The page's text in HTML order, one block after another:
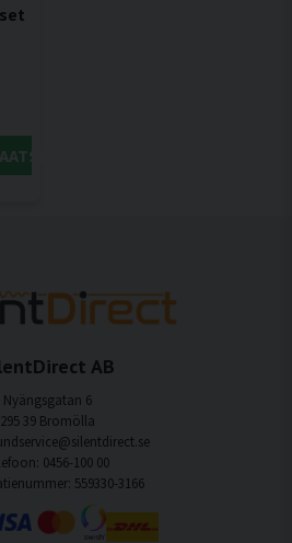
AB
Nyängsgatan 6
295 39 Bromölla
0456-100 00
559330-3166